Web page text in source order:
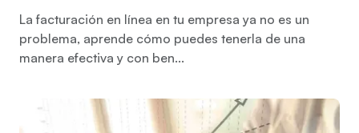
La facturación en línea en tu empresa ya no es un
problema, aprende cómo puedes tenerla de una
manera efectiva y con ben...